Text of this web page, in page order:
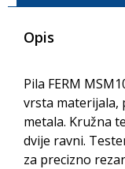
Opis
Pila FERM
vrsta materijala,
metala. Kružna
dvije ravni.
za precizno